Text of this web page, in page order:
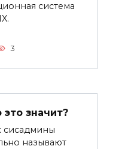
система
3
значит?
сисадмины
называют